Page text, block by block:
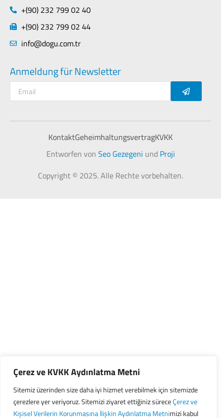
Çerez ve KVKK Aydınlatma Metni
Sitemiz üzerinden size daha iyi hizmet verebilmek için sitemizde
çerezlere yer veriyoruz. Sitemizi ziyaret ettiğiniz süreceÇerez ve
Kişisel Verilerin Korunmasına İlişkin Aydınlatma Metnimizi kabul
+(90) 232 799 02 40
+(90) 232 799 02 44
info@dogu.com.tr
Anmeldung für Newsletter
KontaktGeheimhaltungsvertragKVKK
Entworfen von Seo Gezegeni und Proji
Copyright © 2025. Alle Rechte vorbehalten.